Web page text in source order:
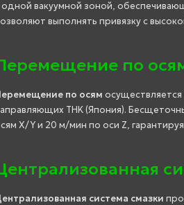
одной вакуумной зоной,
выполнять привязку с
по
по осям осуществляется
THK (Япония).
X/Y и 20 м/мин по оси Z,
система смазки